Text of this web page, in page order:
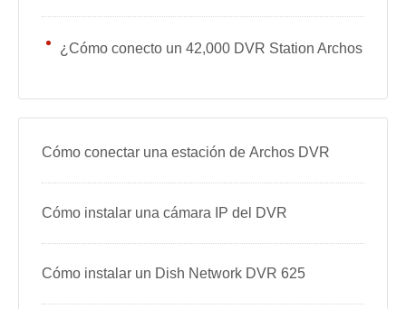
¿Cómo conecto un 42,000 DVR Station Archos
Cómo conectar una estación de Archos DVR
Cómo instalar una cámara IP del DVR
Cómo instalar un Dish Network DVR 625